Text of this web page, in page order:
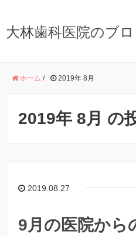
大林歯科医院のブ
ホーム / 2019年 8月
2019年 8月 の
2019.08.27
9月の医院から